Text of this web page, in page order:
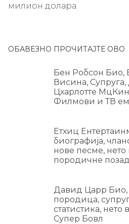
милион долара.
ОБАВЕЗНО ПРОЧИТАЈТЕ ОВО
Бен Робсон Био,
Висина,
Цхарлотте
Филмови и ТВ
Етхиц
биографија,
нове песме, нето
породичне
Давид Царр Био,
породица,
статистика,
Супер Бовл